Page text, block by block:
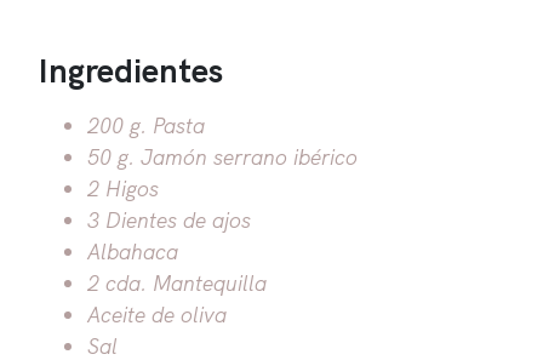
Ingredientes
200 g. Pasta
50 g. Jamón serrano ibérico
2 Higos
3 Dientes de ajos
Albahaca
2 cda. Mantequilla
Aceite de oliva
Sal